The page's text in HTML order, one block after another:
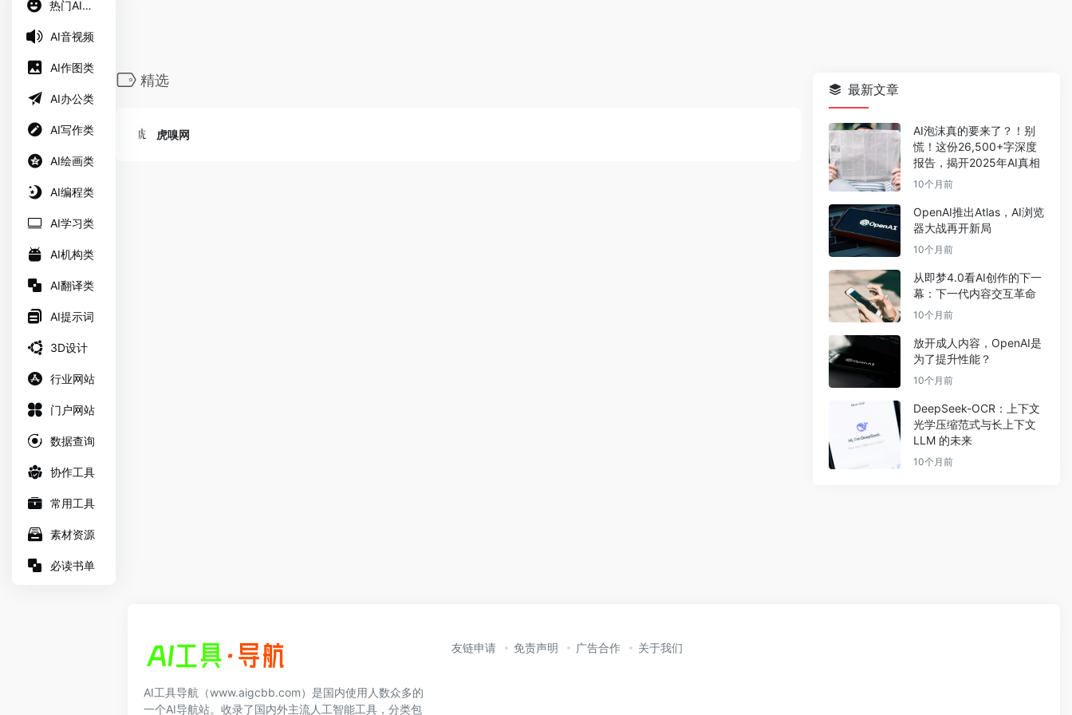
热门AI工具
AI音视频
AI作图类
AI办公类
AI写作类
AI绘画类
AI编程类
AI学习类
AI机构类
AI翻译类
AI提示词
3D设计
行业网站
门户网站
数据查询
协作工具
常用工具
素材资源
必读书单
精选
虎嗅网
最新文章
AI泡沫真的要来了？！别
慌！这份26,500+字深度
报告，揭开2025年AI真相
10个月前
OpenAI推出Atlas，AI浏览
器大战再开新局
10个月前
从即梦4.0看AI创作的下一
幕：下一代内容交互革命
10个月前
放开成人内容，OpenAI是
为了提升性能？
10个月前
DeepSeek-OCR：上下文
光学压缩范式与长上下文
LLM 的未来
10个月前
AI工具导航（www.aigcbb.com）是国内使用人数众多的
一个AI导航站。收录了国内外主流人工智能工具，分类包
友链申请 免责声明 广告合作 关于我们